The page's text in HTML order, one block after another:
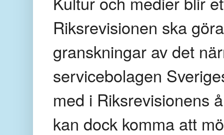
Riksrevisionen ska
granskningar av det
servicebolagen
med i Riksrevisionens
kan dock komma att